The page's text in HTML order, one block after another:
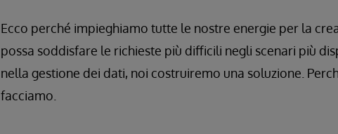
Ecco perché impieghiamo tutte le nostre energie per la
possa soddisfare le richieste più difficili negli scenari più
nella gestione dei dati, noi costruiremo una soluzione.
facciamo.